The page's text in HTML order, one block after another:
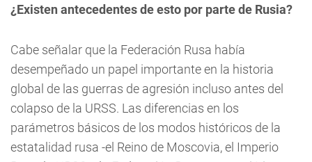
¿Existen antecedentes de esto por parte de Rusia?
Cabe señalar que la Federación Rusa había
desempeñado un papel importante en la historia
global de las guerras de agresión incluso antes del
colapso de la URSS. Las diferencias en los
parámetros básicos de los modos históricos de la
estatalidad rusa -el Reino de Moscovia, el Imperio